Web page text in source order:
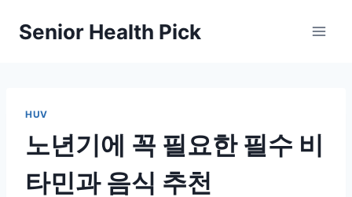
Senior Health Pick
HUV
노년기에 꼭 필요한 필수 비
타민과 음식 추천